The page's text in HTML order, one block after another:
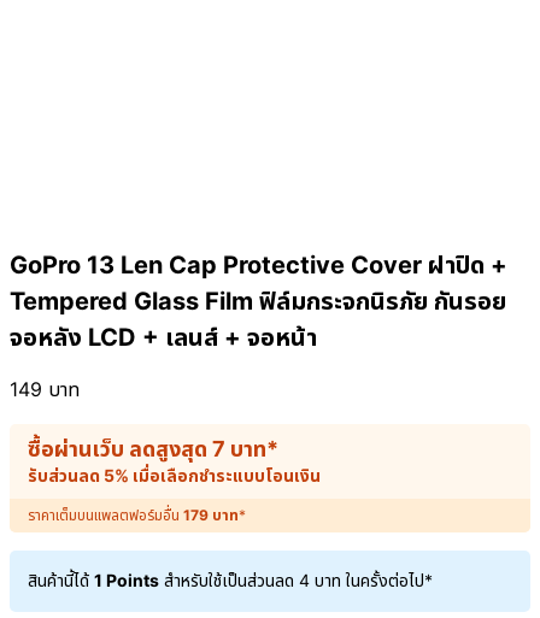
GoPro 13 Len Cap Protective Cover ฝาปิด +
Tempered Glass Film ฟิล์มกระจกนิรภัย กันรอย
จอหลัง LCD + เลนส์ + จอหน้า
149 บาท
ซื้อผ่านเว็บ ลดสูงสุด 7 บาท*
รับส่วนลด 5% เมื่อเลือกชำระแบบโอนเงิน
ราคาเต็มบนแพลตฟอร์มอื่น 179 บาท*
สินค้านี้ได้ 1 Points สำหรับใช้เป็นส่วนลด 4 บาท ในครั้งต่อไป*